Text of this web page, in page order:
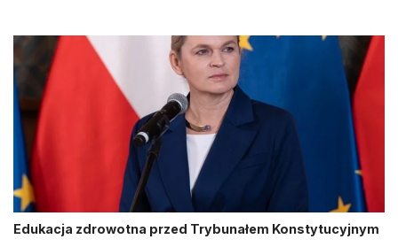
Edukacja zdrowotna przed Trybunałem Konstytucyjnym